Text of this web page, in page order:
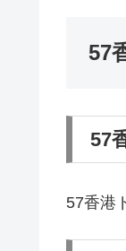
57
57
57香港